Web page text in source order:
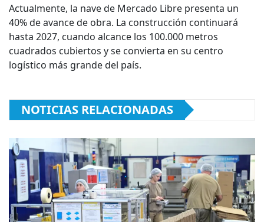
Actualmente, la nave de Mercado Libre presenta un
40% de avance de obra. La construcción continuará
hasta 2027, cuando alcance los 100.000 metros
cuadrados cubiertos y se convierta en su centro
logístico más grande del país.
NOTICIAS RELACIONADAS